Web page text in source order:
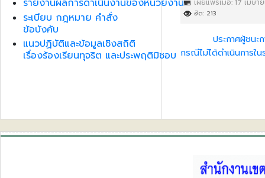
เผยแพร่เมื่อ: 17 เมษ
ฮิต: 213
ประกาศผู้ชน
กรณีไม่ได้ดำเนินการใ
รายงานผลการดำเนินงานของหน่วยงาน
ระเบียบ กฎหมาย คำสั่ง
ข้อบังคับ
แนวปฏิบัติและข้อมูลเชิงสถิติ
เรื่องร้องเรียนทุจริต และประพฤติมิชอบ